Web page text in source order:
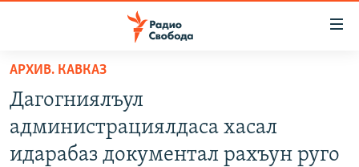
упрощенного
доступа
основному
ПОДКАСТЫ
АВТОРСКИЕ ПРОЕКТЫ
АРХИВ. КАВКАЗ
Дагогниялъул
администрациялдаса хасал
идарабаз документал рахъун руго